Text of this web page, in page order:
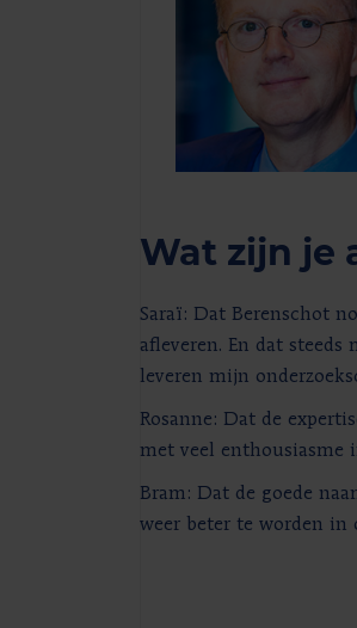
Wat zijn je
Saraï: Dat Berenschot
afleveren. En dat
leveren mijn
Rosanne: Dat de
met veel enthousiasme
Bram: Dat de goede
weer beter te worden in